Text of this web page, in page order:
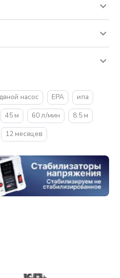
насос EPA
ипа
45 м 60 л/мин
8.5 м
12 месяцев